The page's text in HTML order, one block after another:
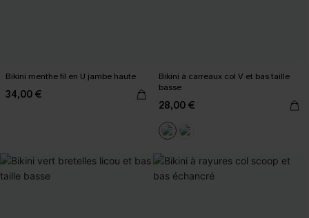
Bikini menthe fil en U jambe haute
34,00 €
Bikini à carreaux col V et bas taille
basse
28,00 €